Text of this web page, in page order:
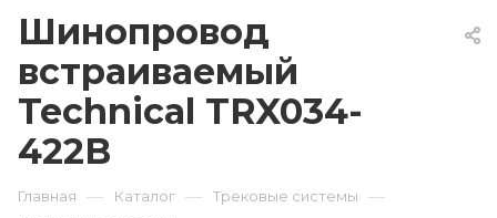
Шинопровод
встраиваемый
Technical TRX034-
422B
Главная — Каталог — Трековые системы —